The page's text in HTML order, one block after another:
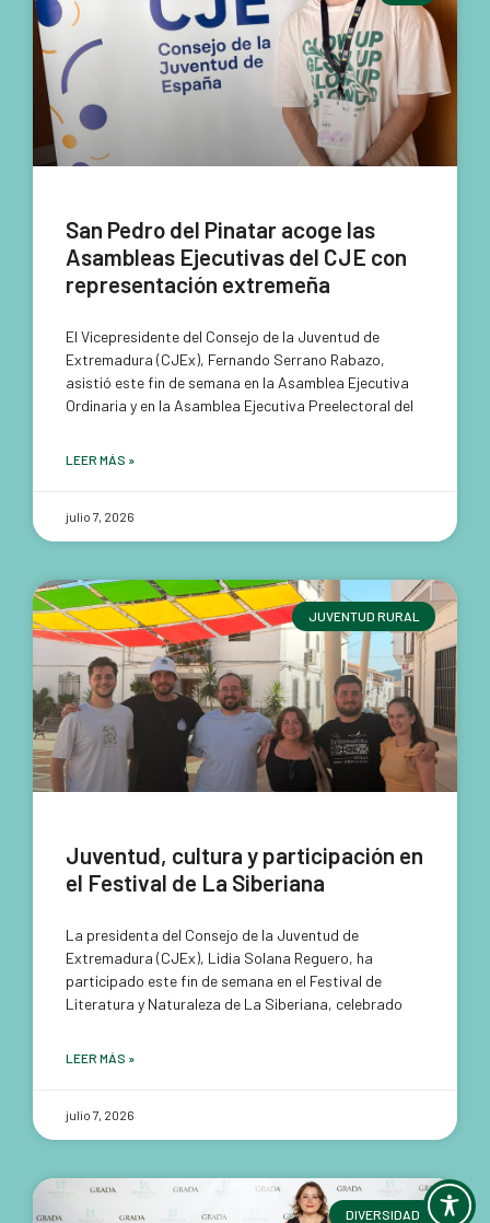
San Pedro del Pinatar acoge las
Asambleas Ejecutivas del CJE con
representación extremeña
El Vicepresidente del Consejo de la Juventud de
Extremadura (CJEx), Fernando Serrano Rabazo,
asistió este fin de semana en la Asamblea Ejecutiva
Ordinaria y en la Asamblea Ejecutiva Preelectoral del
LEER MÁS »
julio 7, 2026
JUVENTUD RURAL
Juventud, cultura y participación en
el Festival de La Siberiana
La presidenta del Consejo de la Juventud de
Extremadura (CJEx), Lidia Solana Reguero, ha
participado este fin de semana en el Festival de
Literatura y Naturaleza de La Siberiana, celebrado
LEER MÁS »
julio 7, 2026
DIVERSIDAD